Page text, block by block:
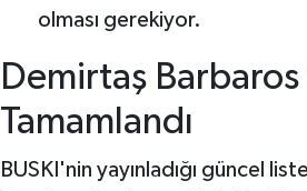
olması gerekiyor.
Demirtaş
Tamamlandı
BUSKI'nin yayınladığı güncel